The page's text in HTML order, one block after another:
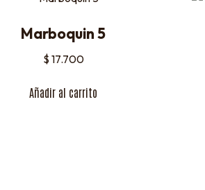
Marboquin 5
$ 17.700
Añadir al carrito